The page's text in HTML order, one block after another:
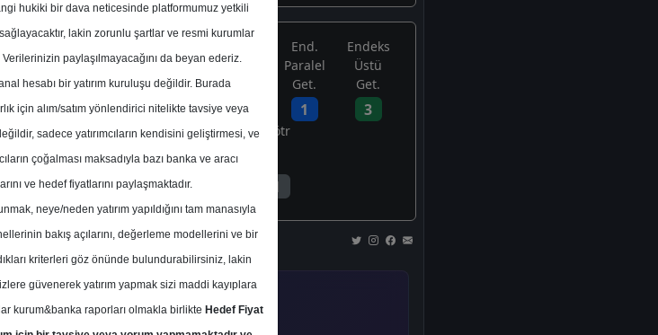
Kurum Sayısı
15
5 5
End.
Paralel
Get.
1
Endeks
Üstü
Get.
3
Nötr
1
Perşembe, 07 Ağustos 2025
Hedef Fiyat
hukiki bir dava neticesinde platformumuz yetkili
lakin zorunlu şartlar ve resmi kurumlar
paylaşılmayacağını da beyan ederiz.
hesabı bir yatırım kuruluşu değildir. Burada
için alım/satım yönlendirici nitelikte tavsiye veya
sadece yatırımcıların kendisini geliştirmesi, ve
çoğalması maksadıyla bazı banka ve aracı
ve hedef fiyatlarını paylaşmaktadır.
neye/neden yatırım yapıldığını tam manasıyla
bakış açılarını, değerleme modellerini ve bir
kriterleri göz önünde bulundurabilirsiniz, lakin
güvenerek yatırım yapmak sizi maddi kayıplara
kurum&banka raporları olmakla birlikte Hedef Fiyat